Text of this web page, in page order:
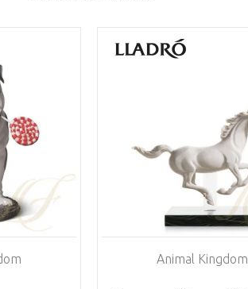
Animal Kingdom